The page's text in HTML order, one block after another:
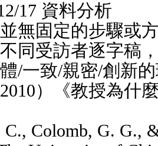
17 資料分析
無固定的步驟或
同受訪者逐字稿
/一致/親密/創新
）《教授為什
C., Colomb, G. G.,